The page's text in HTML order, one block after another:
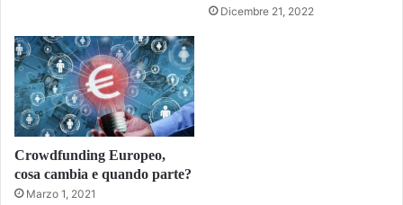
Dicembre 21, 2022
Crowdfunding Europeo,
cosa cambia e quando parte?
Marzo 1, 2021